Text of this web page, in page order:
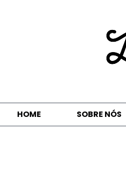
HOME SOBRE NÓS